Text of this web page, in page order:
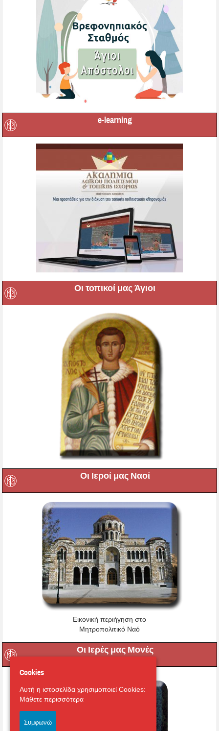
e-learning
Οι τοπικοί μας Άγιοι
Οι Ιεροί μας Ναοί
Εικονική περιήγηση στο
Μητροπολιτικό Ναό
Οι Ιερές μας Μονές
Cookies
Αυτή η ιστοσελίδα χρησιμοποιεί Cookies:
Μάθετε περισσότερα
Συμφωνώ